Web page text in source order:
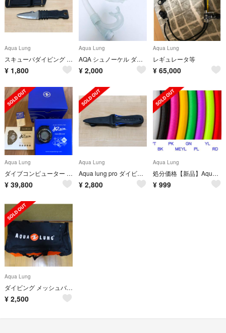
Aqua Lung
スキューバダイビング ナイフ seauest シークエスト
¥ 1,800
Aqua Lung
AQA シュノーケル ダイビング マスク
¥ 2,000
Aqua Lung
レギュレータ等
¥ 65,000
Aqua Lung
ダイブコンピューター ソーラー カルム
¥ 39,800
Aqua Lung
Aqua lung pro ダイビング ナイフ アクアラング スキューバ
¥ 2,800
Aqua Lung
処分価格【新品】Aqua Lang ・中圧ホース 75cm【70%off】
¥ 999
Aqua Lung
ダイビング メッシュバッグ
¥ 2,500